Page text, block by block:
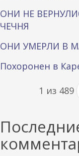
ОНИ НЕ
ЧЕЧНЯ
ОНИ УМЕРЛИ В
Похоронен в
1 из 489